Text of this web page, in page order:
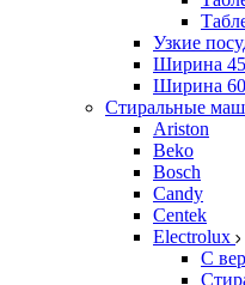
Узкие
Ширина
Ширина
Стиральные
Ariston
Beko
Bosch
Candy
Centek
Electrolux
С